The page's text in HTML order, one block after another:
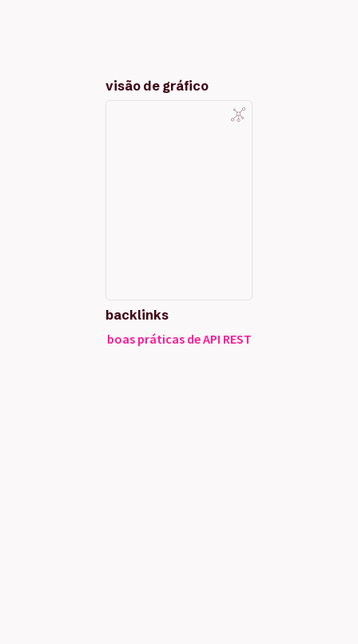
visão de gráfico
backlinks
boas práticas de API REST